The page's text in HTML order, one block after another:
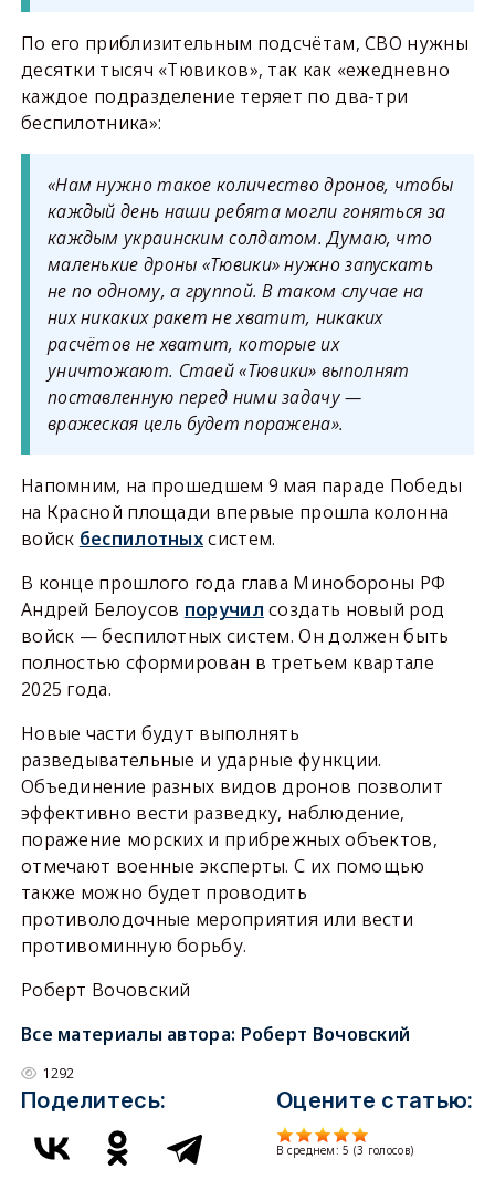
По его приблизительным подсчётам, СВО нужны
десятки тысяч «Тювиков», так как «ежедневно
каждое подразделение теряет по два-три
беспилотника»:
«Нам нужно такое количество дронов, чтобы
каждый день наши ребята могли гоняться за
каждым украинским солдатом. Думаю, что
маленькие дроны «Тювики» нужно запускать
не по одному, а группой. В таком случае на
них никаких ракет не хватит, никаких
расчётов не хватит, которые их
уничтожают. Стаей «Тювики» выполнят
поставленную перед ними задачу —
вражеская цель будет поражена».
Напомним, на прошедшем 9 мая параде Победы
на Красной площади впервые прошла колонна
войск беспилотныхсистем.
В конце прошлого года глава Минобороны РФ
Андрей Белоусов поручил создать новый род
войск — беспилотных систем. Он должен быть
полностью сформирован в третьем квартале
2025 года.
Новые части будут выполнять
разведывательные и ударные функции.
Объединение разных видов дронов позволит
эффективно вести разведку, наблюдение,
поражение морских и прибрежных объектов,
отмечают военные эксперты. С их помощью
также можно будет проводить
противолодочные мероприятия или вести
противоминную борьбу.
Роберт Вочовский
Все материалы автора: Роберт Вочовский
1292
Поделитесь: Оцените статью:
В среднем:5 (3 голосов)